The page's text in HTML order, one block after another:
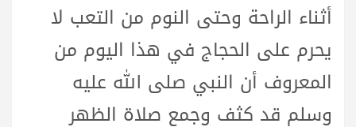
أثناء الراحة وحتى النوم من التعب لا
يحرم على الحجاج في هذا اليوم من
المعروف أن النبي صلى الله عليه
وسلم قد كثف وجمع صلاة الظهر